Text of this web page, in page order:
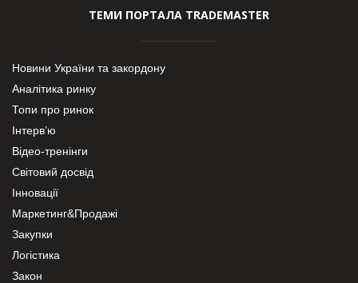
ТЕМИ ПОРТАЛА TRADEMASTER
Новини України та закордону
Аналітика ринку
Топи про ринок
Інтерв’ю
Відео-тренінги
Світовий досвід
Інновації
Маркетинг&Продажі
Закупки
Логістика
Закон